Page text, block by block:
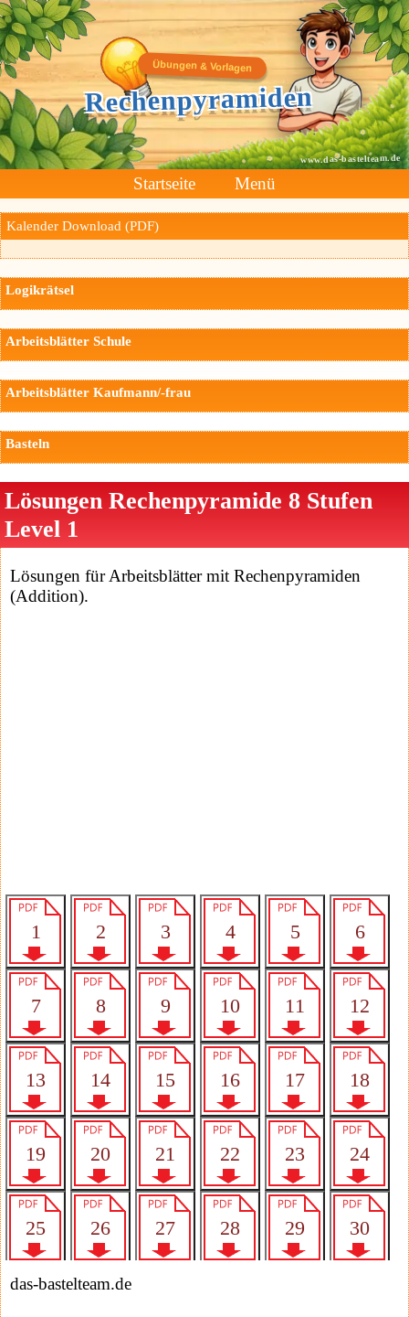
Übungen & Vorlagen
Rechenpyramiden
www.das-bastelteam.de
Startseite Menü
Kalender Download (PDF)
Logikrätsel
Arbeitsblätter Schule
Arbeitsblätter Kaufmann/-frau
Basteln
Lösungen Rechenpyramide 8 Stufen
Level 1
Lösungen für Arbeitsblätter mit Rechenpyramiden
(Addition).
das-bastelteam.de